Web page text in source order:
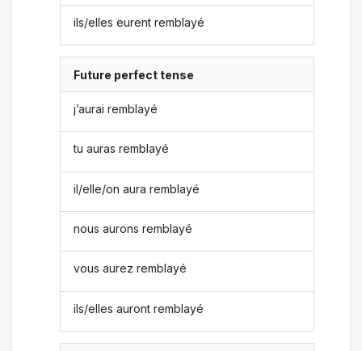
ils/elles eurent remblayé
Future perfect tense
j’aurai remblayé
tu auras remblayé
il/elle/on aura remblayé
nous aurons remblayé
vous aurez remblayé
ils/elles auront remblayé